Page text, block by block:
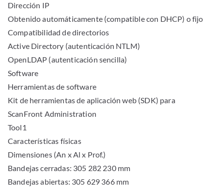
Dirección IP
Obtenido automáticamente (compatible con DHCP) o fijo
Compatibilidad de directorios
Active Directory (autenticación NTLM)
OpenLDAP (autenticación sencilla)
Software
Herramientas de software
Kit de herramientas de aplicación web (SDK) para
ScanFront Administration
Tool1
Características físicas
Dimensiones (An x Al x Prof.)
Bandejas cerradas: 305 282 230 mm
Bandejas abiertas: 305 629 366 mm